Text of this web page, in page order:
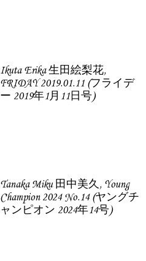
Ikuta Erika 生田絵梨花,
FRIDAY 2019.01.11 (フライデ
ー 2019年1月11日号)
Tanaka Miku 田中美久, Young
Champion 2024 No.14 (ヤングチ
ャンピオン 2024年14号)